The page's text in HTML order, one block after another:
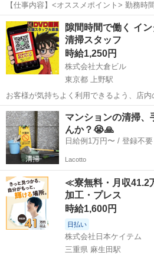
【仕事内容】<オススメポイント> 勤務時
のある方も歓迎いたします 扶養内勤務も
の両立が可能です!! <主な業務内容> 利用
助、身体介護等 【経験・資...
アルバイト・パート
隙間時間で働く イ
清掃スタッフ
時給1,250円
株式会社大倉ビル
東京都 上野駅
お客様が気持ちよく利用できるよう、店
しい作業はなく、未経験の方でもすぐに覚えられま
個室ブースの清掃・除菌 PC・モニター周りの拭き掃除 ゴミ回収・分
別...
東京 台東区 上野駅 清掃
マンションの清掃、
んか？😭🙏
日給例1万円
Lacotto
≪寮無料・月収41.2
加工・プレス
時給1,600円
日払い
株式会社日本ケイテム
三重県 麻生田駅